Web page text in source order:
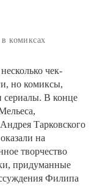
комиксах
чек-
но комиксы,
сериалы. В конце
Тарковского
на
творчество
придуманные
Филипа